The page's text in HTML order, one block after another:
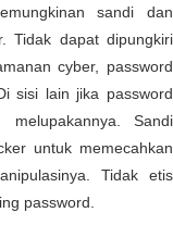
sandi dan
Tidak dapat dipungkiri
cyber, password
sisi lain jika password
Sandi
untuk memecahkan
Tidak etis
password.